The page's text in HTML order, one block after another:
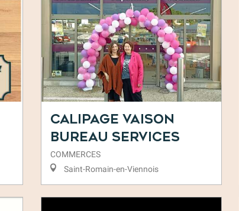
Calipage Vaison
Bureau Services
COMMERCES
Saint-Romain-en-Viennois